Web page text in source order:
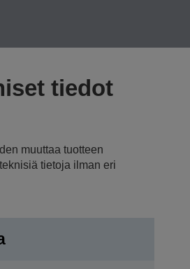
tiedot
muuttaa tuotteen
tietoja ilman eri